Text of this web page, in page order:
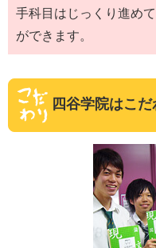
手科目はじっくり進め
ができます。
四谷学院はこだ